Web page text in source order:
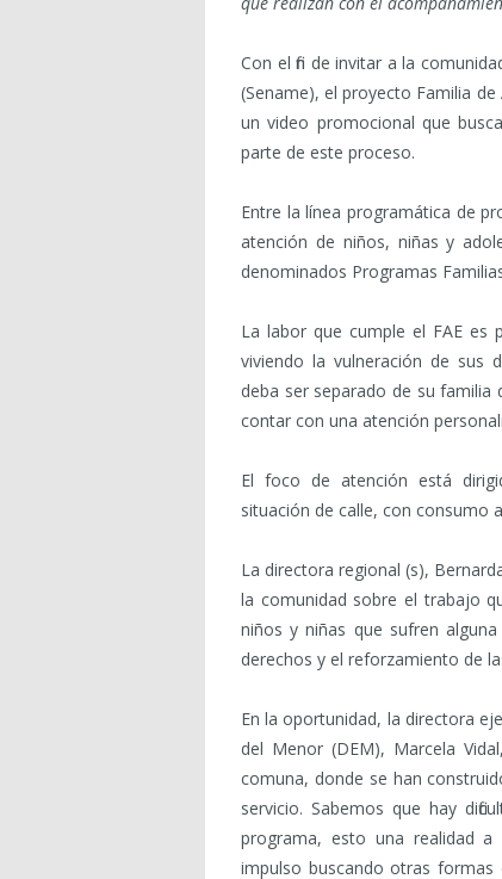
Con el fin de invitar a la
(Sename), el proyecto Familia
un video promocional que
parte de este proceso.
Entre la línea programática de
atención de niños, niñas y
denominados Programas
La labor que cumple el FAE es
viviendo la vulneración de sus
deba ser separado de su
contar con una atención
El foco de atención está
situación de calle, con consumo
La directora regional (s),
la comunidad sobre el trabajo
niños y niñas que sufren
derechos y el reforzamiento de
En la oportunidad, la directora
del Menor (DEM), Marcela
comuna, donde se han
servicio. Sabemos que hay
programa, esto una realidad
impulso buscando otras formas